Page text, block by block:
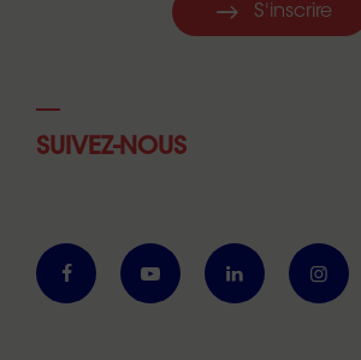
S'inscrire
SUIVEZ-NOUS